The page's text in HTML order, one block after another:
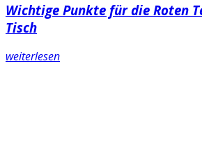
Wichtige Punkte für die Roten
Tisch
weiterlesen